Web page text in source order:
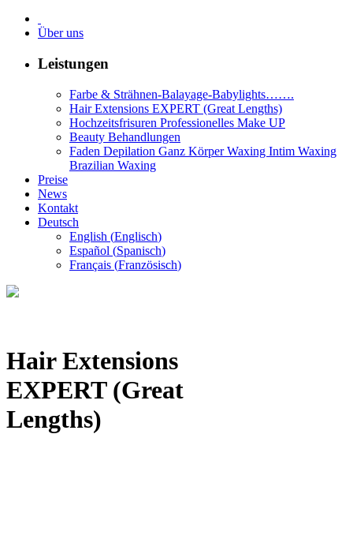
Über uns
Leistungen
Farbe & Strähnen-Balayage-Babylights…….
Hair Extensions EXPERT (Great Lengths)
Hochzeitsfrisuren Professionelles Make UP
Beauty Behandlungen
Faden Depilation Ganz Körper Waxing Intim Waxing
Brazilian Waxing
Preise
News
Kontakt
Deutsch
English (Englisch)
Español (Spanisch)
Français (Französisch)
Hair Extensions
EXPERT (Great
Lengths)